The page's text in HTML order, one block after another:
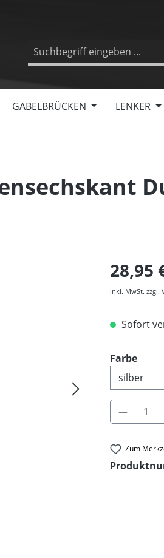
GABELBRÜCKEN LENKER
28,95
inkl. MwSt. zzgl.
Sofort
Farbe
Zum